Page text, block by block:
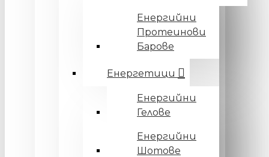
Енергийни
Протеинови
Барове
Енергетици
Енергийни
Гелове
Енергийни
Шотове